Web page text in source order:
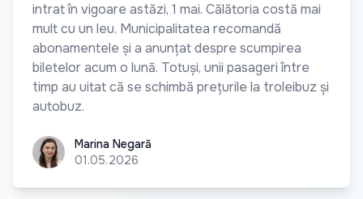
intrat în vigoare astăzi, 1 mai. Călătoria costă mai
mult cu un leu. Municipalitatea recomandă
abonamentele și a anunțat despre scumpirea
biletelor acum o lună. Totuși, unii pasageri între
timp au uitat că se schimbă prețurile la troleibuz și
autobuz.
Marina Negară
Marina Negară
01.05.2026